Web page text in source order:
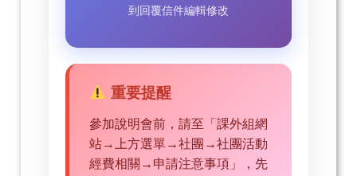
到回覆信件編輯修改
重要提醒
參加說明會前，請至「課外組網
站→上方選單→社團→社團活動
經費相關→申請注意事項」，先